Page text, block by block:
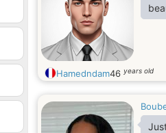
Hamedndam46 years old